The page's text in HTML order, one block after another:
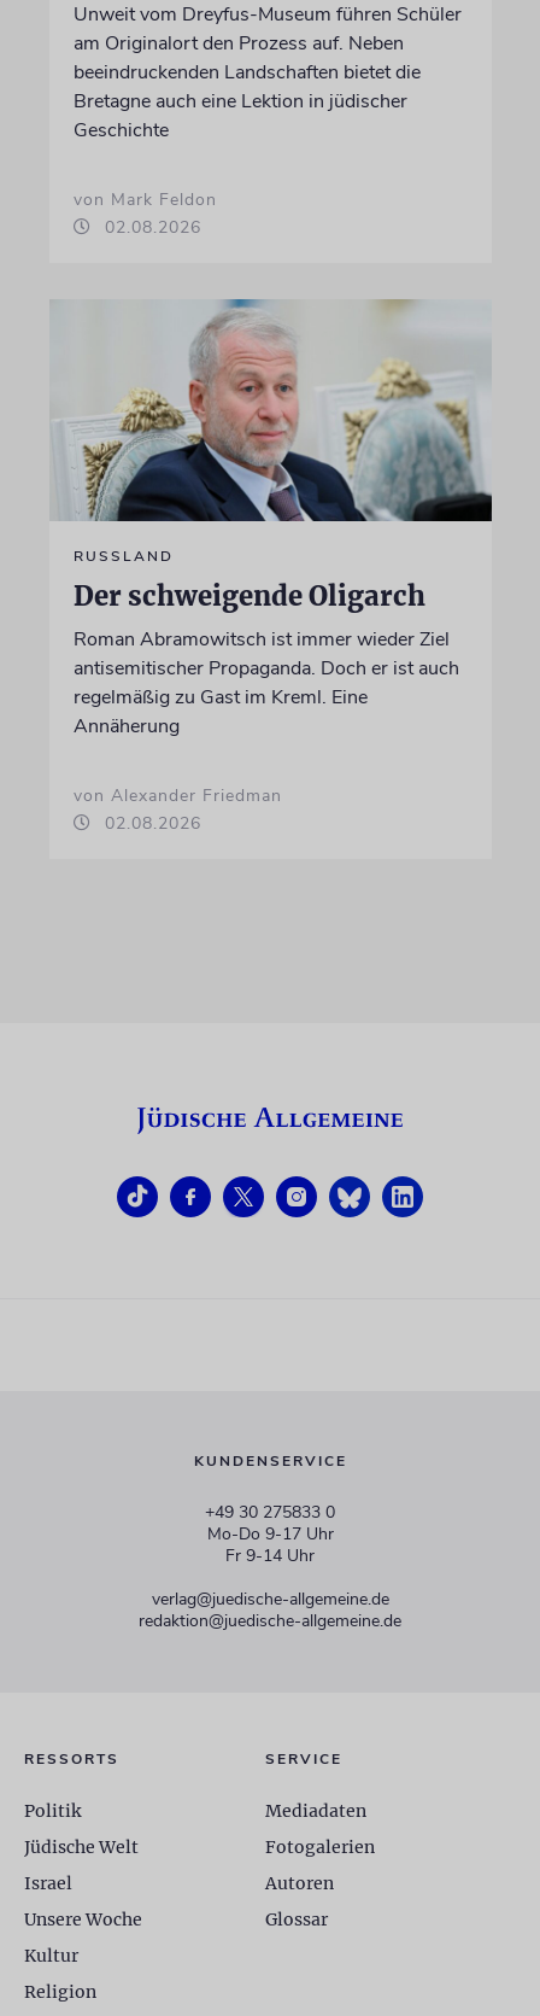
Unweit vom Dreyfus-Museum führen Schüler
am Originalort den Prozess auf. Neben
beeindruckenden Landschaften bietet die
Bretagne auch eine Lektion in jüdischer
Geschichte
von Mark Feldon
02.08.2026
RUSSLAND
Der schweigende Oligarch
Roman Abramowitsch ist immer wieder Ziel
antisemitischer Propaganda. Doch er ist auch
regelmäßig zu Gast im Kreml. Eine
Annäherung
von Alexander Friedman
02.08.2026
KUNDENSERVICE
+49 30 275833 0
Mo-Do 9-17 Uhr
Fr 9-14 Uhr
verlag@juedische-allgemeine.de
redaktion@juedische-allgemeine.de
RESSORTS
Politik
Jüdische Welt
Israel
Unsere Woche
Kultur
Religion
SERVICE
Mediadaten
Fotogalerien
Autoren
Glossar